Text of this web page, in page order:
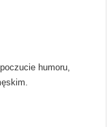
humoru,